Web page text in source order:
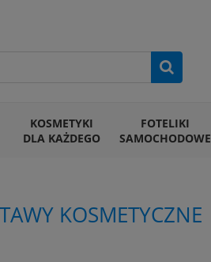
KOSMETYKI
DLA KAŻDEGO
FOTELIKI
SAMOCHODOWE
KOSMETYCZNE